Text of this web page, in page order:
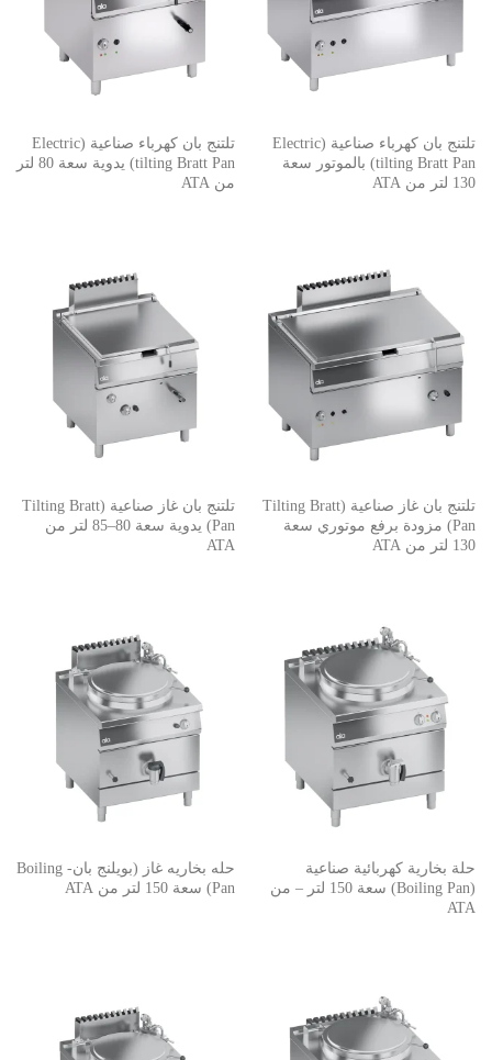
تلتنج بان كهرباء صناعية (Electric
tilting Bratt Pan) بالموتور سعة
130 لتر من ATA
تلتنج بان كهرباء صناعية (Electric
tilting Bratt Pan) يدوية سعة 80 لتر
من ATA
تلتنج بان غاز صناعية (Tilting Bratt
Pan) مزودة برفع موتوري سعة
130 لتر من ATA
تلتنج بان غاز صناعية (Tilting Bratt
Pan) يدوية سعة 80–85 لتر من
ATA
حلة بخارية كهربائية صناعية
(Boiling Pan) سعة 150 لتر – من
ATA
حله بخاريه غاز (بويلنج بان- Boiling
Pan) سعة 150 لتر من ATA